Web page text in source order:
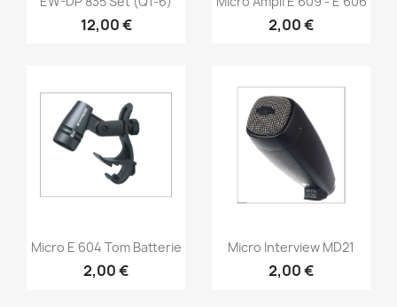
12,00 € 2,00 €
Vorschau
Micro E 604 Tom Batterie
2,00 €
Vorschau
Micro Interview MD21
2,00 €